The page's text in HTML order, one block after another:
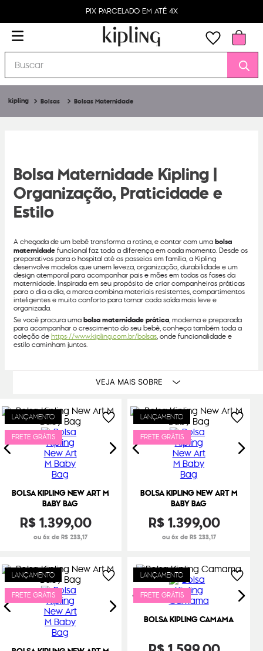
PIX PARCELADO EM ATÉ 4X
Buscar
Bolsas Bolsas Maternidade
Bolsa Maternidade Kipling |
Organização, Praticidade e
Estilo
A chegada de um bebê transforma a rotina, e contar com umabolsa
maternidadefuncional faz toda a diferença em cada momento. Desde os
preparativos para o hospital até os passeios em família, a Kipling
desenvolve modelos que unem leveza, organização, durabilidade e um
design atemporal para acompanhar pais e mães em todas as fases da
maternidade. Inspirada em seu propósito de criar companheiras práticas
para o dia a dia, a marca combina materiais resistentes, compartimentos
inteligentes e muito conforto para tornar cada saída mais leve e
organizada.
Se você procura umabolsa maternidade prática, moderna e preparada
para acompanhar o crescimento do seu bebê, conheça também toda a
coleção dehttps://www.kipling.com.br/bolsas, onde funcionalidade e
estilo caminham juntos.
VEJA MAIS SOBRE
LANÇAMENTO
FRETE GRÁTIS
BOLSA KIPLING NEW ART M
BABY BAG
R$1.399,00
ou 6x de R$ 233,17
LANÇAMENTO
FRETE GRÁTIS
BOLSA KIPLING NEW ART M
BABY BAG
R$1.399,00
ou 6x de R$ 233,17
LANÇAMENTO
FRETE GRÁTIS
LANÇAMENTO
FRETE GRÁTIS
BOLSA KIPLING CAMAMA